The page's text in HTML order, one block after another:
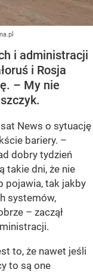
i administracji
i Rosja
– My nie
News o sytuację
bariery. –
dobry tydzień
takie dni, że nie
pojawia, tak jakby
systemów,
– zaczął
to, że nawet jeśli
to są one